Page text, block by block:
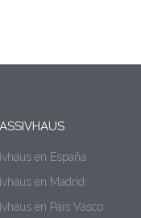
en España
en Madrid
en País Vasco